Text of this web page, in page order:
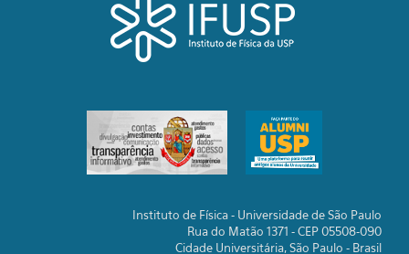
Instituto de Física - Universidade de São Paulo
Rua do Matão 1371 - CEP 05508-090
Cidade Universitária, São Paulo - Brasil